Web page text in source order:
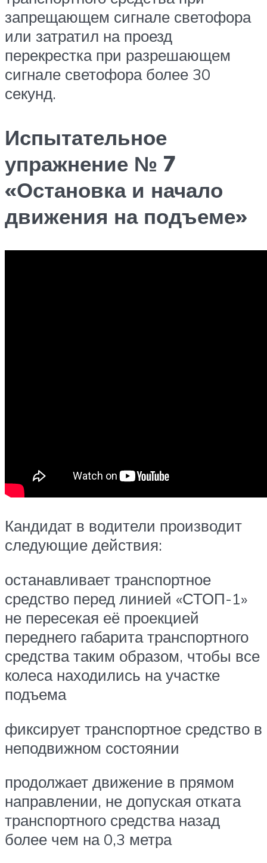
запрещающем сигнале светофора
или затратил на проезд
перекрестка при разрешающем
сигнале светофора более 30
секунд.
Испытательное
упражнение № 7
«Остановка и начало
движения на подъеме»
Кандидат в водители производит
следующие действия:
останавливает транспортное
средство перед линией «СТОП-1»
не пересекая её проекцией
переднего габарита транспортного
средства таким образом, чтобы все
колеса находились на участке
подъема
фиксирует транспортное средство в
неподвижном состоянии
продолжает движение в прямом
направлении, не допуская отката
транспортного средства назад
более чем на 0,3 метра